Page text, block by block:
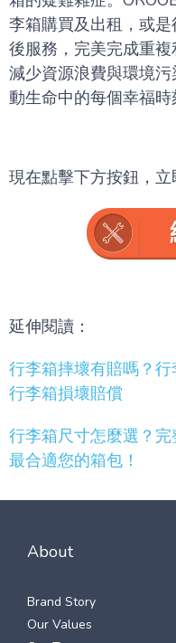
李箱購買及出租，或是
後服務，完美完成重複
減少資源浪費與環境
動生命中的每個幸福時
現在點擊下方按鈕，立
延伸閱讀：
行李箱摔壞有賠嗎？
行李箱損壞賠償
行李箱尺寸怎麼選？
最合適您的箱包！
About
Brand Story
Our Values